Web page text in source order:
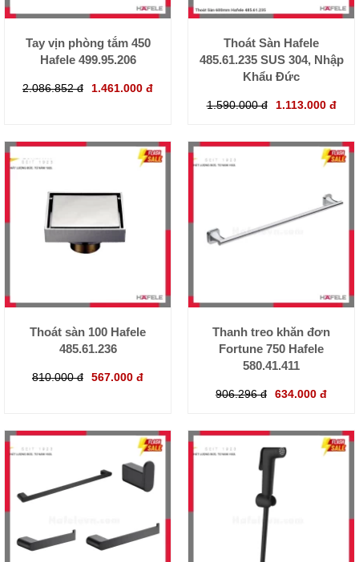
Tay vịn phòng tắm 450
Hafele 499.95.206
2.086.852 đ 1.461.000 đ
Thoát Sàn Hafele
485.61.235 SUS 304, Nhập
Khẩu Đức
1.590.000 đ 1.113.000 đ
Thoát sàn 100 Hafele
485.61.236
810.000 đ 567.000 đ
Thanh treo khăn đơn
Fortune 750 Hafele
580.41.411
906.296 đ 634.000 đ